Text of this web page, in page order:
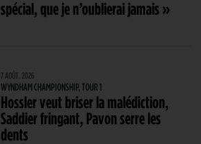
spécial, que je n’oublierai jamais »
7 AOÛT. 2026
WYNDHAM CHAMPIONSHIP, TOUR 1
Hossler veut briser la malédiction,
Saddier fringant, Pavon serre les
dents